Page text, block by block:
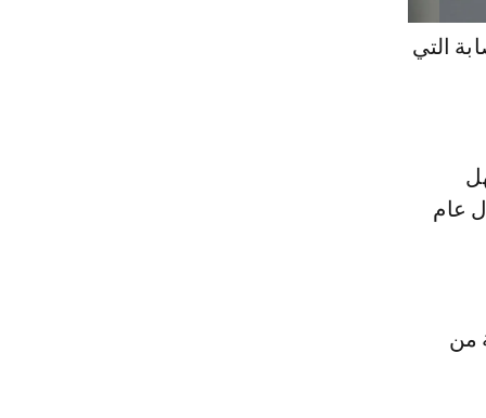
التي
عام
من